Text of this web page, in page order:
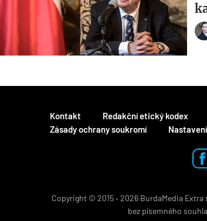
Kontakt Redakční etický kodex
Zásady ochrany soukromí
Copyright © 2015 ‐ 2026 BurdaMedia
bez písemného